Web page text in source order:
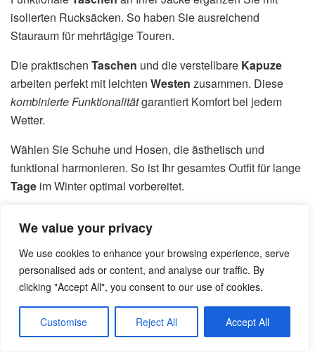
We value your privacy
We use cookies to enhance your browsing experience, serve
personalised ads or content, and analyse our traffic. By
clicking "Accept All", you consent to our use of cookies.
Customise Reject All Accept All
isolierten Rucksäcken. So haben Sie ausreichend
Stauraum für mehrtägige Touren.
Die praktischen Taschen und die verstellbare Kapuze
arbeiten perfekt mit leichten Westen zusammen. Diese
kombinierte Funktionalitätgarantiert Komfort bei jedem
Wetter.
Wählen Sie Schuhe und Hosen, die ästhetisch und
funktional harmonieren. So ist Ihr gesamtes Outfit für lange
Tage im Winter optimal vorbereitet.
Fazit
Die Entscheidung für den idealen Winterbegleiter bestimmt
Ihren Komfort bei jeder Aktivität. Die aktuellenProdukte
für 2025 bieten herausragende Isolation und zuverlässigen
Wetterschutz. Nachhaltige Materialien und zeitloses
Design machen diese Investition besonders wertvoll.